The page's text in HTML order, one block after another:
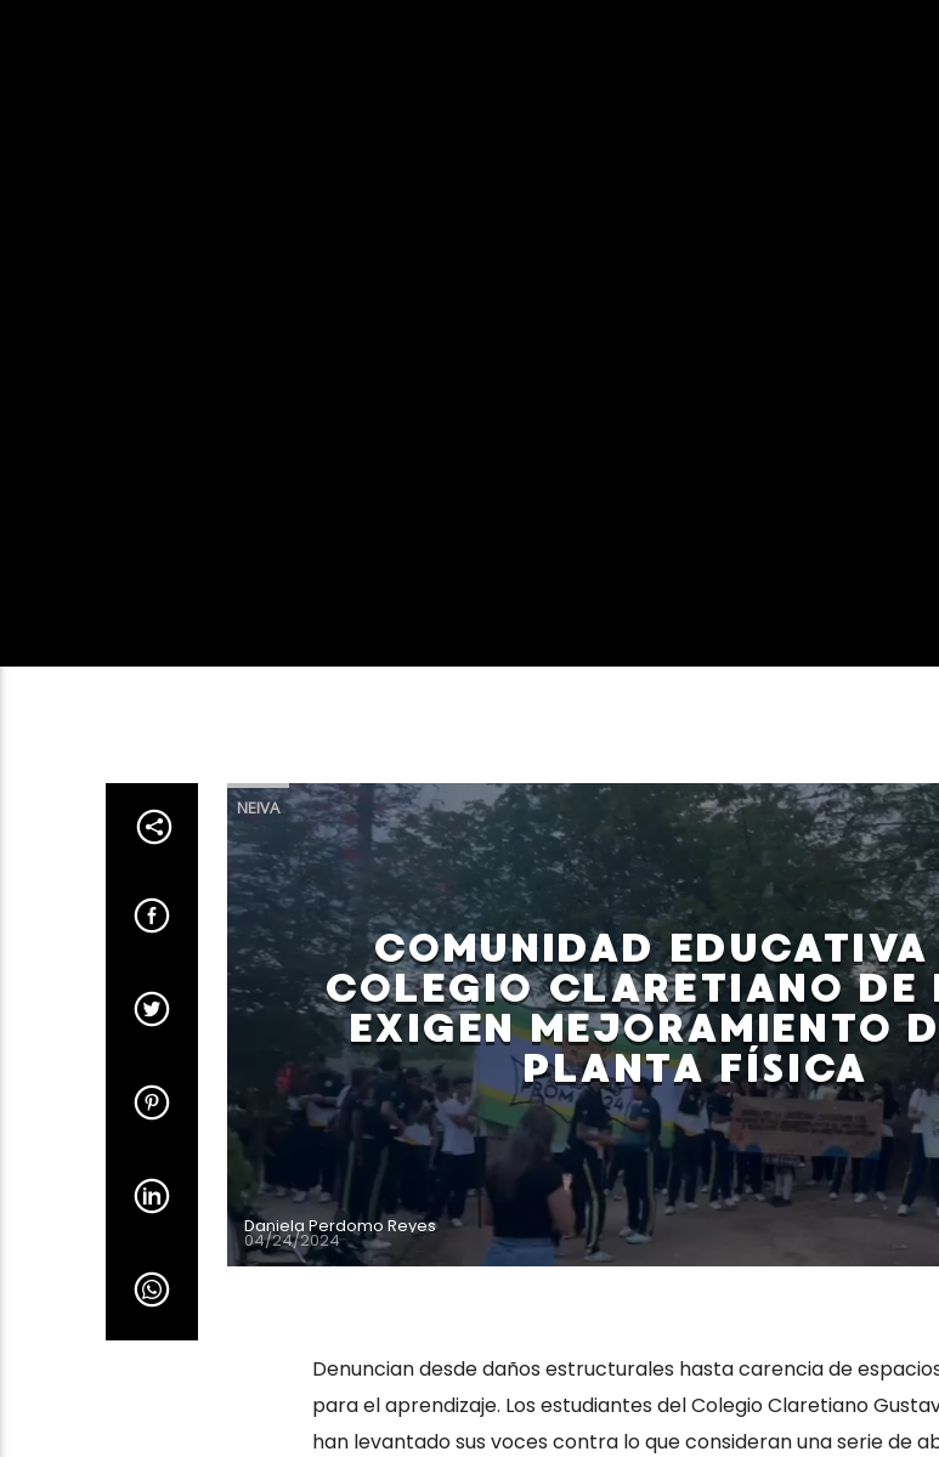
NEIVA
COMUNIDAD
COLEGIO CLARETIANO DE
EXIGEN MEJORAMIENTO
PLANTA FÍSICA
Daniela Perdomo Reyes
04/24/2024
Denuncian desde daños estructurales hasta carencia de
para el aprendizaje. Los estudiantes del Colegio Claretiano
han levantado sus voces contra lo que consideran una serie de